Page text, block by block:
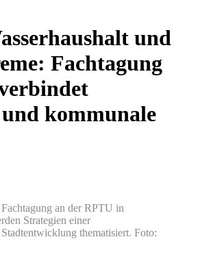
und
Fachtagung
kommunale
an der RPTU in
Strategien einer
thematisiert. Foto: